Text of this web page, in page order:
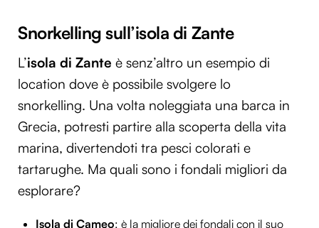
Snorkelling sull’isola di Zante
L’isola di Zante è senz’altro un esempio di
location dove è possibile svolgere lo
snorkelling. Una volta noleggiata una barca in
Grecia, potresti partire alla scoperta della vita
marina, divertendoti tra pesci colorati e
tartarughe. Ma quali sono i fondali migliori da
esplorare?
Isola di Cameo: è la migliore dei fondali con il suo